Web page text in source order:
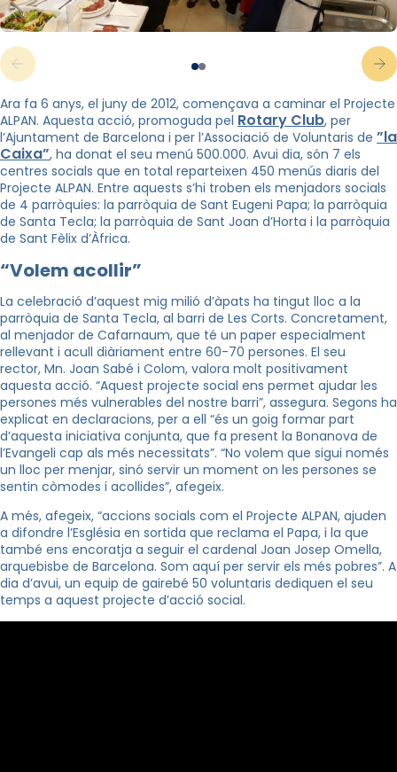
Ara fa 6 anys, el juny de 2012, començava a caminar el Projecte
ALPAN. Aquesta acció, promoguda pel Rotary Club, per
l’Ajuntament de Barcelona i per l’Associació de Voluntaris de ”la
Caixa”, ha donat el seu menú 500.000. Avui dia, són 7 els
centres socials que en total reparteixen 450 menús diaris del
Projecte ALPAN. Entre aquests s’hi troben els menjadors socials
de 4 parròquies: la parròquia de Sant Eugeni Papa; la parròquia
de Santa Tecla; la parròquia de Sant Joan d’Horta i la parròquia
de Sant Fèlix d’Àfrica.
“Volem acollir”
La celebració d’aquest mig milió d’àpats ha tingut lloc a la
parròquia de Santa Tecla, al barri de Les Corts. Concretament,
al menjador de Cafarnaum, que té un paper especialment
rellevant i acull diàriament entre 60-70 persones. El seu
rector, Mn. Joan Sabé i Colom, valora molt positivament
aquesta acció. “Aquest projecte social ens permet ajudar les
persones més vulnerables del nostre barri”, assegura. Segons ha
explicat en declaracions, per a ell “és un goig formar part
d’aquesta iniciativa conjunta, que fa present la Bonanova de
l’Evangeli cap als més necessitats”. “No volem que sigui només
un lloc per menjar, sinó servir un moment on les persones se
sentin còmodes i acollides”, afegeix.
A més, afegeix, “accions socials com el Projecte ALPAN, ajuden
a difondre l’Església en sortida que reclama el Papa, i la que
també ens encoratja a seguir el cardenal Joan Josep Omella,
arquebisbe de Barcelona. Som aquí per servir els més pobres”. A
dia d’avui, un equip de gairebé 50 voluntaris dediquen el seu
temps a aquest projecte d’acció social.